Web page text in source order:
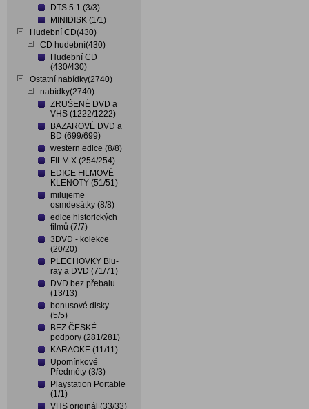
DTS 5.1 (3/3)
MINIDISK (1/1)
Hudební CD(430)
CD hudební(430)
Hudební CD
(430/430)
Ostatní nabídky(2740)
nabídky(2740)
ZRUŠENÉ DVD a
VHS (1222/1222)
BAZAROVÉ DVD a
BD (699/699)
western edice (8/8)
FILM X (254/254)
EDICE FILMOVÉ
KLENOTY (51/51)
milujeme
osmdesátky (8/8)
edice historických
filmů (7/7)
3DVD - kolekce
(20/20)
PLECHOVKY Blu-
ray a DVD (71/71)
DVD bez přebalu
(13/13)
bonusové disky
(5/5)
BEZ ČESKÉ
podpory (281/281)
KARAOKE (11/11)
Upomínkové
Předměty (3/3)
Playstation Portable
(1/1)
VHS originál (33/33)